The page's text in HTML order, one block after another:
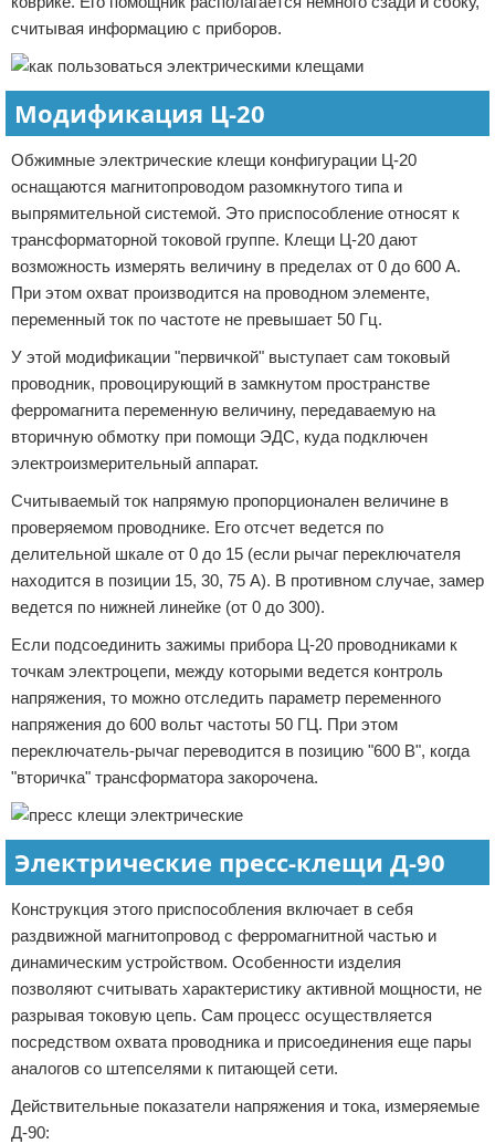
считывая информацию с приборов.
Модификация Ц-20
Обжимные электрические клещи конфигурации Ц-20
оснащаются магнитопроводом разомкнутого типа и
выпрямительной системой. Это приспособление относят к
трансформаторной токовой группе. Клещи Ц-20 дают
возможность измерять величину в пределах от 0 до 600 А.
При этом охват производится на проводном элементе,
переменный ток по частоте не превышает 50 Гц.
У этой модификации "первичкой" выступает сам токовый
проводник, провоцирующий в замкнутом пространстве
ферромагнита переменную величину, передаваемую на
вторичную обмотку при помощи ЭДС, куда подключен
электроизмерительный аппарат.
Считываемый ток напрямую пропорционален величине в
проверяемом проводнике. Его отсчет ведется по
делительной шкале от 0 до 15 (если рычаг переключателя
находится в позиции 15, 30, 75 А). В противном случае, замер
ведется по нижней линейке (от 0 до 300).
Если подсоединить зажимы прибора Ц-20 проводниками к
точкам электроцепи, между которыми ведется контроль
напряжения, то можно отследить параметр переменного
напряжения до 600 вольт частоты 50 ГЦ. При этом
переключатель-рычаг переводится в позицию "600 В", когда
"вторичка" трансформатора закорочена.
Электрические пресс-клещи Д-90
Конструкция этого приспособления включает в себя
раздвижной магнитопровод с ферромагнитной частью и
динамическим устройством. Особенности изделия
позволяют считывать характеристику активной мощности, не
разрывая токовую цепь. Сам процесс осуществляется
посредством охвата проводника и присоединения еще пары
аналогов со штепселями к питающей сети.
Действительные показатели напряжения и тока, измеряемые
Д-90: